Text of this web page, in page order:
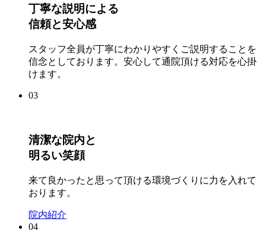
丁寧な説明による
信頼と安心感
スタッフ全員が丁寧にわかりやすくご説明することを
信念としております。安心して通院頂ける対応を心掛
けます。
03
清潔な院内と
明るい笑顔
来て良かったと思って頂ける環境づくりに力を入れて
おります。
院内紹介
04